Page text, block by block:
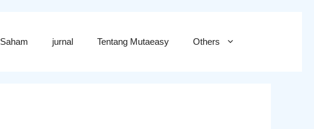
Saham jurnal Tentang Mutaeasy Others